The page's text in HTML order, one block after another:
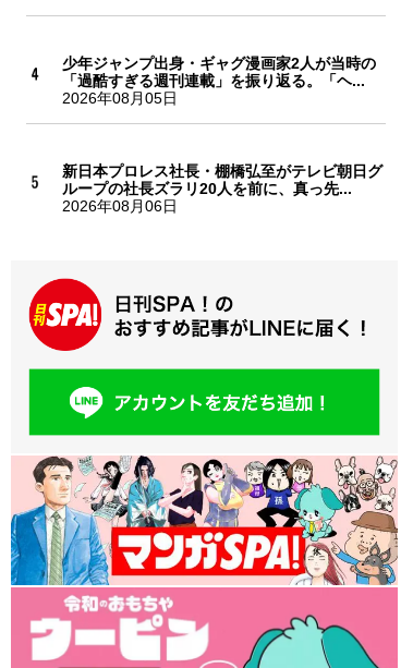
少年ジャンプ出身・ギャグ漫画家2人が当時の
「過酷すぎる週刊連載」を振り返る。「ヘ...
2026年08月05日
新日本プロレス社長・棚橋弘至がテレビ朝日グ
ループの社長ズラリ20人を前に、真っ先...
2026年08月06日